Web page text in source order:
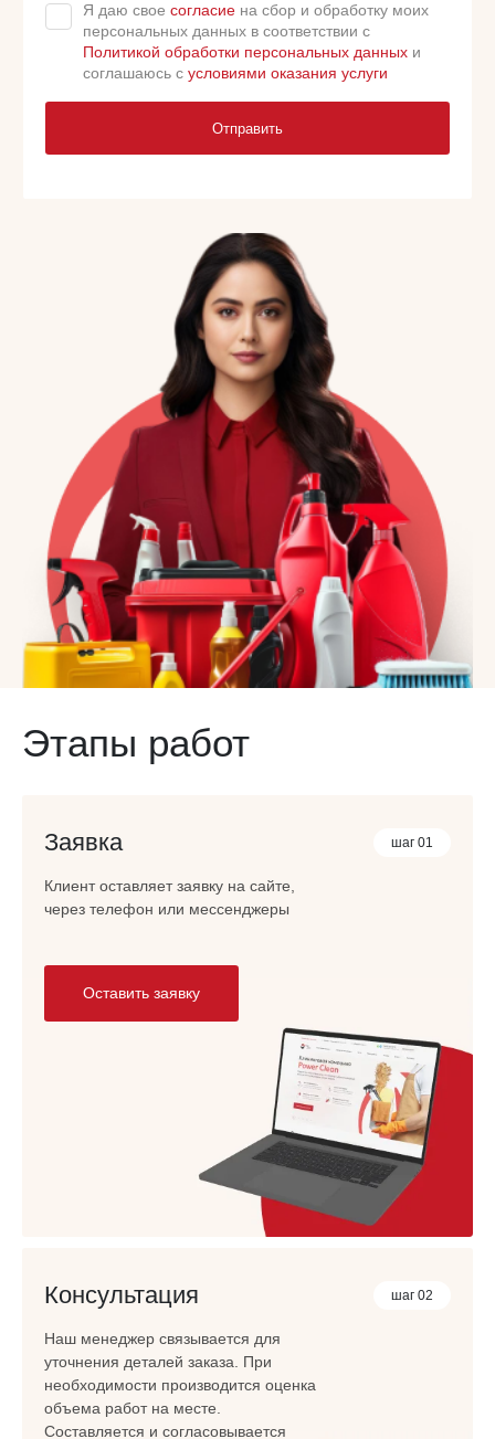
Я даю свое согласие на сбор и обработку моих
персональных данных в соответствии с
Политикой обработки персональных данных и
соглашаюсь с условиями оказания услуги
Отправить
Этапы работ
шаг 01
Заявка
Клиент оставляет заявку на сайте,
через телефон или мессенджеры
Оставить заявку
шаг 02
Консультация
Наш менеджер связывается для
уточнения деталей заказа. При
необходимости производится оценка
объема работ на месте.
Составляется и согласовывается